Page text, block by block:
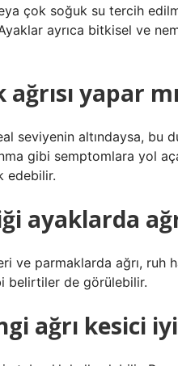
çok soğuk su tercih
ayrıca bitkisel ve
yapar
seviyenin altındaysa, bu
gibi semptomlara yol
edebilir.
ayaklarda
ve parmaklarda ağrı, ruh
belirtiler de görülebilir.
ağrı kesici